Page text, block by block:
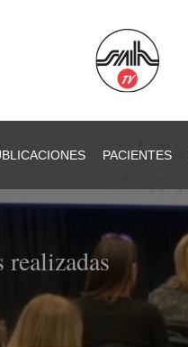
PACIENTES
realizadas